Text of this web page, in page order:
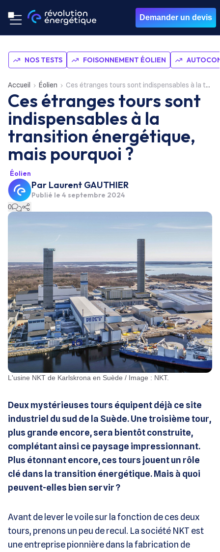
Demander un devis
NOS TESTS FOISONNEMENT ÉOLIEN
Accueil Éolien Ces étranges tours sont indispensables à la transition énergétique, mais pourquoi ?
Ces étranges tours sont
indispensables à la
transition énergétique,
mais pourquoi ?
Éolien
Par Laurent GAUTHIER
Publié le 4 septembre 2024
0
L'usine NKT de Karlskrona en Suède / Image : NKT.
Deux mystérieuses tours équipent déjà ce site
industriel du sud de la Suède. Une troisième tour,
plus grande encore, sera bientôt construite,
complétant ainsi ce paysage impressionnant.
Plus étonnant encore, ces tours jouent un rôle
clé dans la transition énergétique. Mais à quoi
peuvent-elles bien servir ?
Avant de lever le voile sur la fonction de ces deux
tours, prenons un peu de recul. La société NKT est
une entreprise pionnière dans la fabrication de